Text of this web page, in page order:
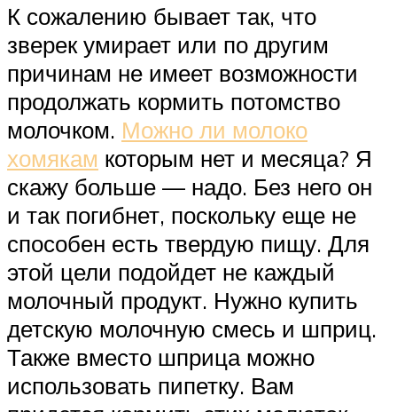
К сожалению бывает так, что
зверек умирает или по другим
причинам не имеет возможности
продолжать кормить потомство
молочком. Можно ли молоко
хомякам которым нет и месяца? Я
скажу больше — надо. Без него он
и так погибнет, поскольку еще не
способен есть твердую пищу. Для
этой цели подойдет не каждый
молочный продукт. Нужно купить
детскую молочную смесь и шприц.
Также вместо шприца можно
использовать пипетку. Вам